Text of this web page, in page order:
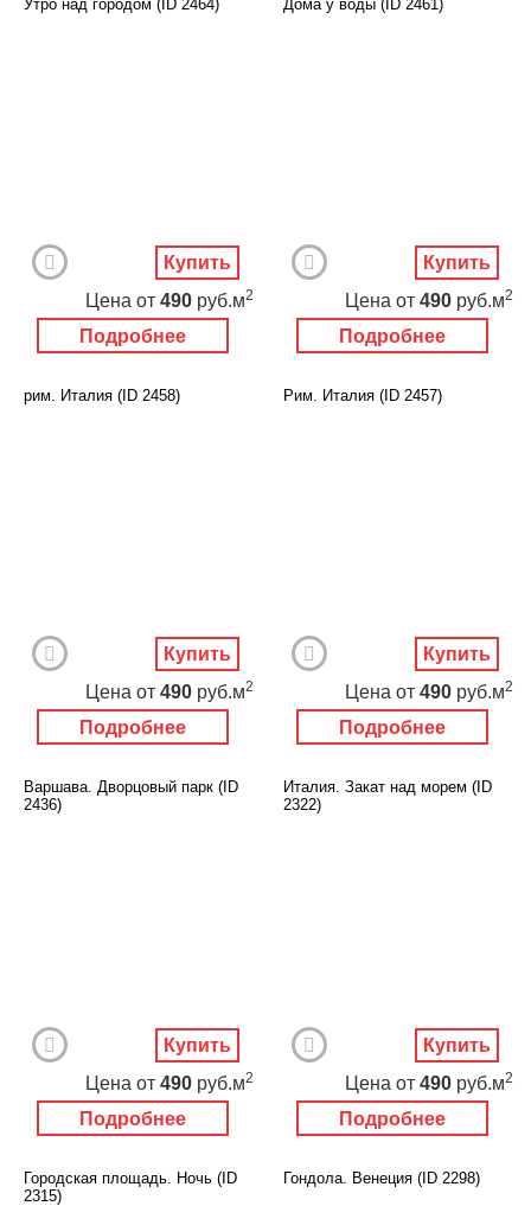
Утро над городом (ID 2464)
Подробнее
Цена от 490 руб.м2
Купить
Дома у воды (ID 2461)
Подробнее
Цена от 490 руб.м2
Купить
рим. Италия (ID 2458)
Подробнее
Цена от 490 руб.м2
Купить
Рим. Италия (ID 2457)
Подробнее
Цена от 490 руб.м2
Купить
Варшава. Дворцовый парк (ID
2436)
Подробнее
Цена от 490 руб.м2
Купить
Италия. Закат над морем (ID
2322)
Подробнее
Цена от 490 руб.м2
Купить
Городская площадь. Ночь (ID
2315)
Гондола. Венеция (ID 2298)